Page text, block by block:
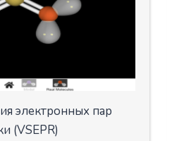
электронных пар
(VSEPR)